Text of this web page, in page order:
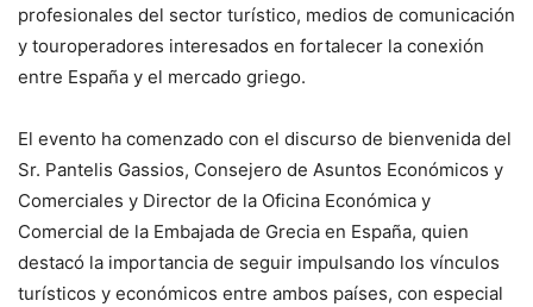
profesionales del sector turístico, medios de comunicación
y touroperadores interesados en fortalecer la conexión
entre España y el mercado griego.
El evento ha comenzado con el discurso de bienvenida del
Sr. Pantelis Gassios, Consejero de Asuntos Económicos y
Comerciales y Director de la Oficina Económica y
Comercial de la Embajada de Grecia en España, quien
destacó la importancia de seguir impulsando los vínculos
turísticos y económicos entre ambos países, con especial